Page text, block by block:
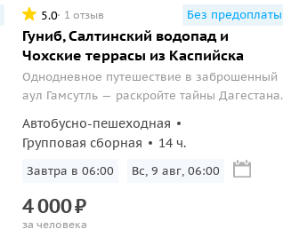
5.0 1 отзыв Без предоплаты
Гуниб, Салтинский водопад и
Чохские террасы из Каспийска
Однодневное путешествие в заброшенный
аул Гамсутль — раскройте тайны Дагестана.
Автобусно-пешеходная
Групповая сборная
14 ч.
Завтра в 06:00 Вс, 9 авг, 06:00
4000₽
за человека